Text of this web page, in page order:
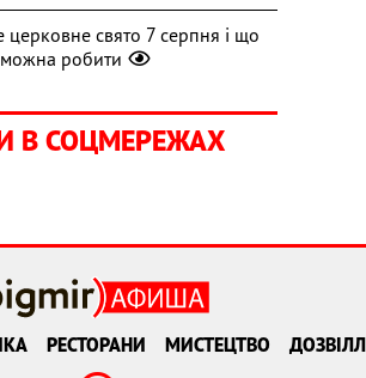
церковне свято 7 серпня і що
робити
В СОЦМЕРЕЖАХ
РЕСТОРАНИ МИСТЕЦТВО